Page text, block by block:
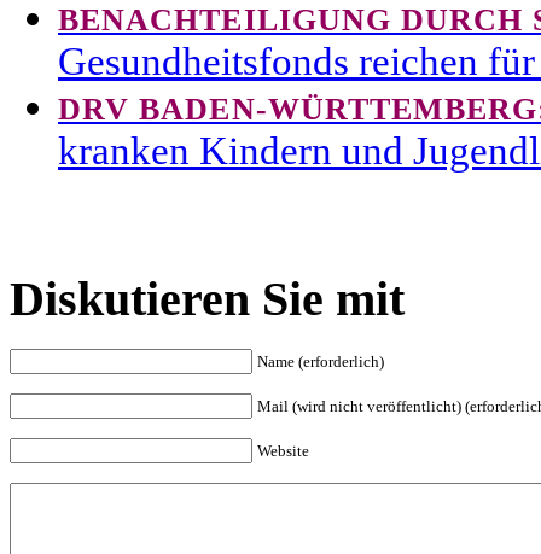
BENACHTEILIGUNG DURCH
Gesundheitsfonds reichen
DRV BADEN-
kranken Kindern und
Diskutieren Sie mit
Name (erforderlich)
Mail (wird nicht veröffentlicht)
Website